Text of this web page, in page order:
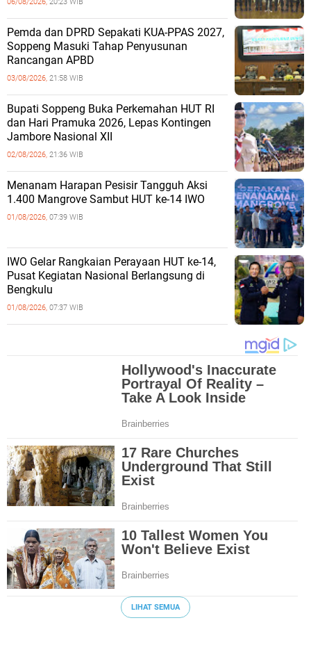
Pemda dan DPRD Sepakati KUA-PPAS 2027,
Soppeng Masuki Tahap Penyusunan
Rancangan APBD
03/08/2026, 21:58 WIB
Bupati Soppeng Buka Perkemahan HUT RI
dan Hari Pramuka 2026, Lepas Kontingen
Jambore Nasional XII
02/08/2026, 21:36 WIB
Menanam Harapan Pesisir Tangguh Aksi
1.400 Mangrove Sambut HUT ke-14 IWO
01/08/2026, 07:39 WIB
IWO Gelar Rangkaian Perayaan HUT ke-14,
Pusat Kegiatan Nasional Berlangsung di
Bengkulu
01/08/2026, 07:37 WIB
LIHAT SEMUA